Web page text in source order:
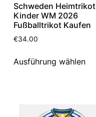
Schweden Heimtrikot
Kinder WM 2026
Fußballtrikot Kaufen
€34.00
Ausführung wählen